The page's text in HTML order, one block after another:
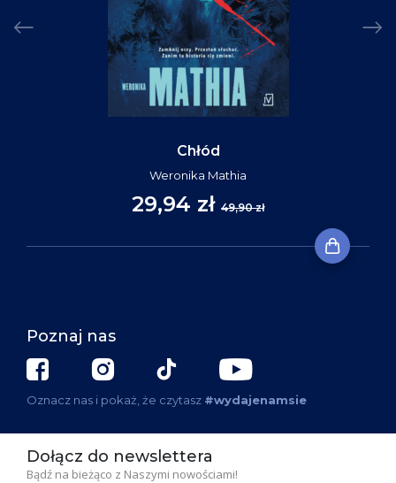
Chłód
Weronika Mathia
29,94 zł 49,90 zł
Poznaj nas
Oznacz nas i pokaż, że czytasz #wydajenamsie
Dołącz do newslettera
Bądź na bieżąco z Naszymi nowościami!